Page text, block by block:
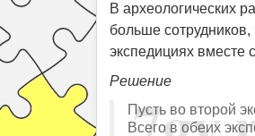
В археологических
больше
экспедициях вместе
Решение
Пусть во второй
Всего в обеих